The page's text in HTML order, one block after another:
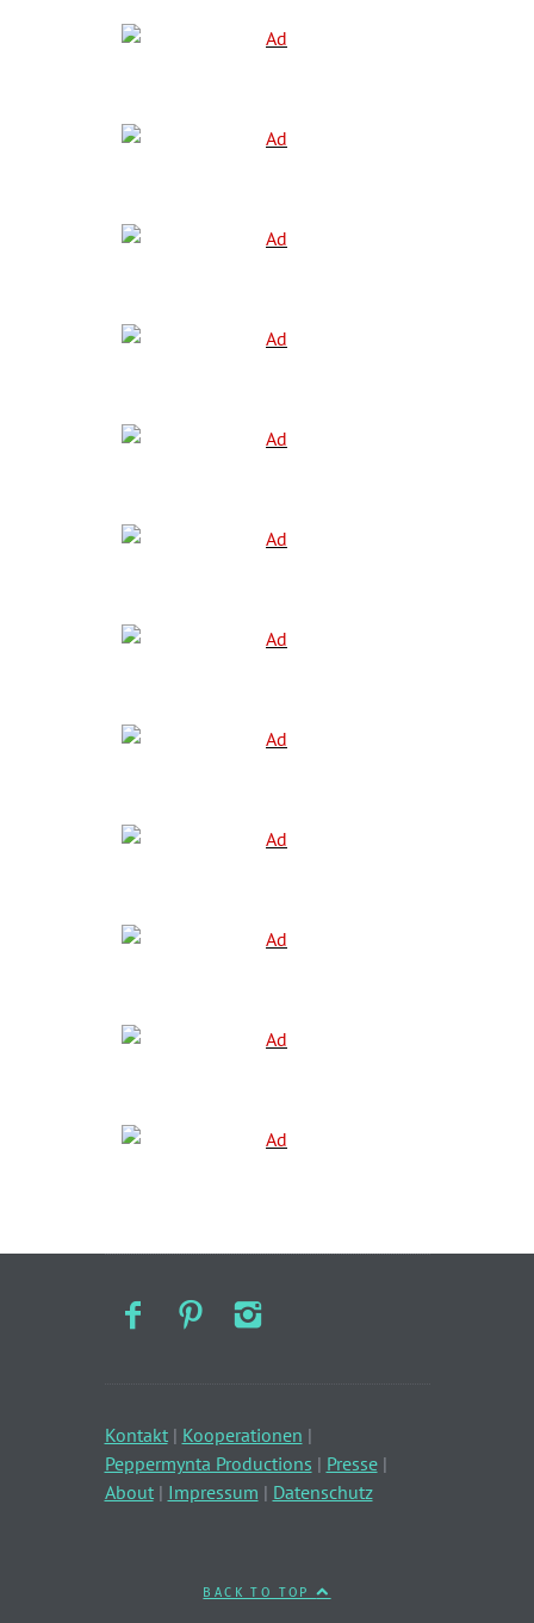
Kontakt| Kooperationen |
Peppermynta Productions | Presse|
About| Impressum | Datenschutz
BACK TO TOP